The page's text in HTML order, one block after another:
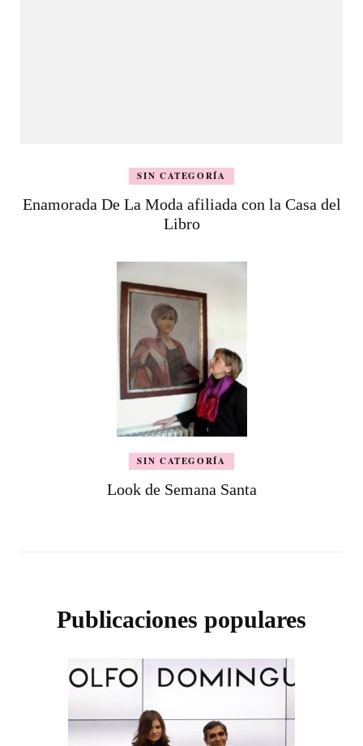
SIN CATEGORÍA
Enamorada De La Moda afiliada con la Casa del
Libro
SIN CATEGORÍA
Look de Semana Santa
Publicaciones populares